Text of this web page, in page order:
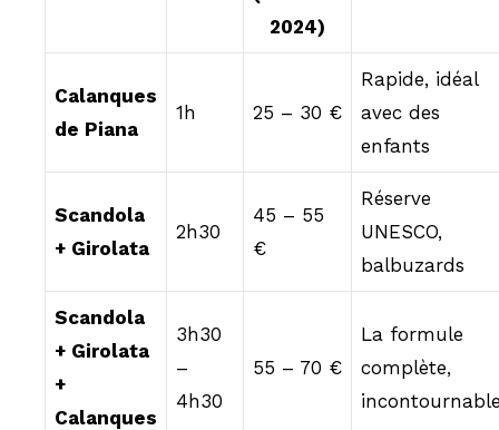
2024)
Calanques
de Piana
1h 25 – 30 €
Rapide, idéal
avec des
enfants
Scandola
+ Girolata
2h30
45 – 55
€
Réserve
UNESCO,
balbuzards
Scandola
+ Girolata
+
Calanques
3h30
–
4h30
55 – 70 €
La formule
complète,